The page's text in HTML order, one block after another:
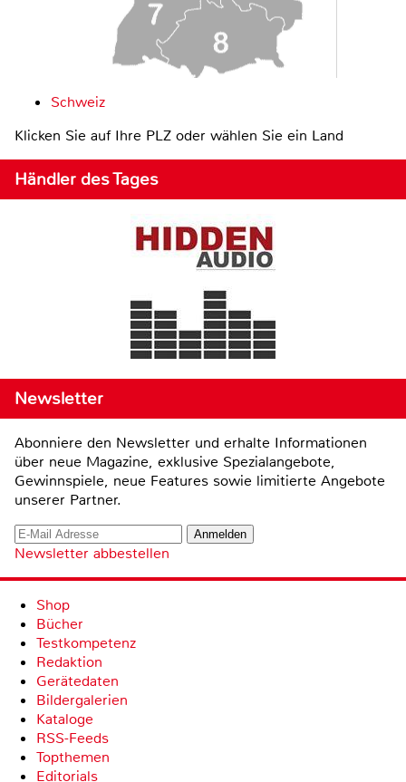
Schweiz
Klicken Sie auf Ihre PLZ oder wählen Sie ein Land
Händler des Tages
Newsletter
Abonniere den Newsletter und erhalte Informationen
über neue Magazine, exklusive Spezialangebote,
Gewinnspiele, neue Features sowie limitierte Angebote
unserer Partner.
Newsletter abbestellen
Shop
Bücher
Testkompetenz
Redaktion
Gerätedaten
Bildergalerien
Kataloge
RSS-Feeds
Topthemen
Editorials